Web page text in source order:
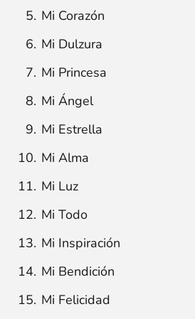
Mi Corazón
Mi Dulzura
Mi Princesa
Mi Ángel
Mi Estrella
Mi Alma
Mi Luz
Mi Todo
Mi Inspiración
Mi Bendición
Mi Felicidad